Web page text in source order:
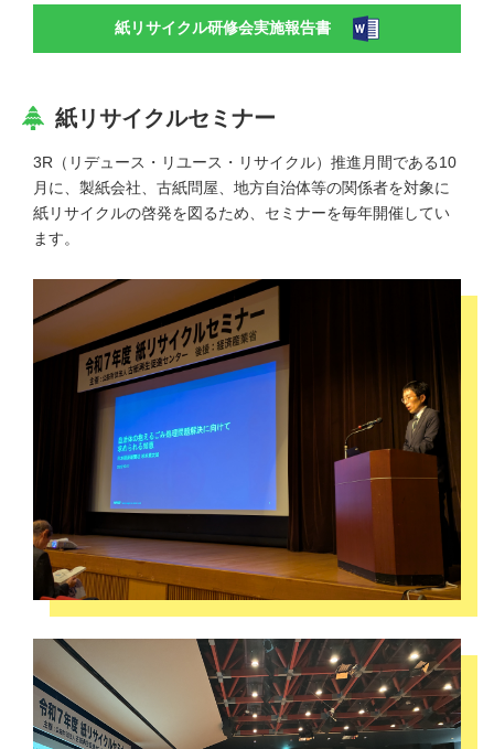
紙リサイクル研修会実施報告書
紙リサイクルセミナー
3R（リデュース・リユース・リサイクル）推進⽉間である10
⽉に、製紙会社、古紙問屋、地⽅自治体等の関係者を対象に
紙リサイクルの啓発を図るため、セミナーを毎年開催してい
ます。